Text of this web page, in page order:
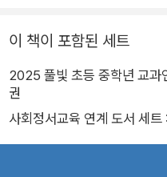
이 책이 포함된 세트
2025 풀빛 초등 중학년 교
권
사회정서교육 연계 도서 세